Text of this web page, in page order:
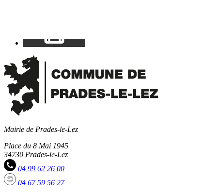
Mairie de Prades-le-Lez
Place du 8 Mai 1945
34730 Prades-le-Lez
04 99 62 26 00
04 67 59 56 27